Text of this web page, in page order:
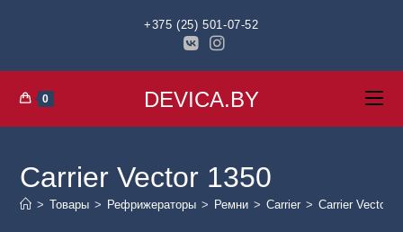
+375 (25) 501-07-52
0 DEVICA.BY
Carrier Vector 1350
> Товары > Рефрижераторы > Ремни > Carrier > Carrier Vector